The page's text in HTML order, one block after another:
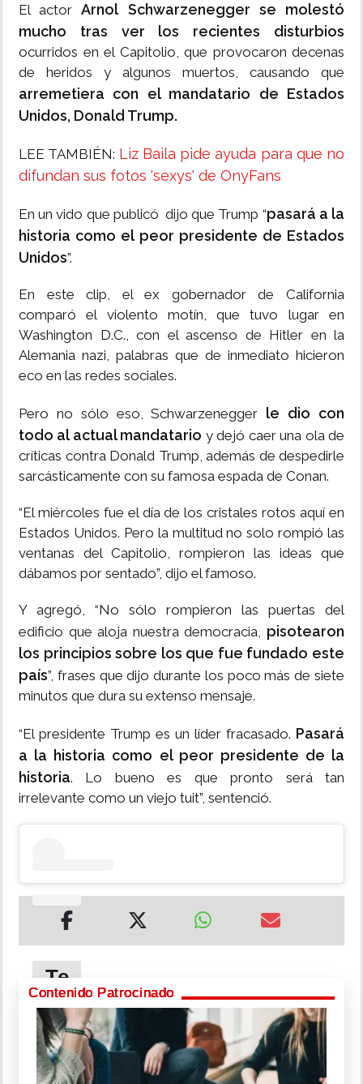
El actorArnol Schwarzenegger se molestó
mucho tras ver los recientes disturbios
ocurridos en el Capitolio, que provocaron decenas
de heridos y algunos muertos, causando que
arremetiera con el mandatario de Estados
Unidos, Donald Trump.
LEE TAMBIÉN: Liz Baila pide ayuda para que no
difundan sus fotos 'sexys' de OnyFans
En un vido que publicó dijo que Trump “pasará a la
historia como el peor presidente de Estados
Unidos”.
En este clip, el ex gobernador de California
comparó el violento motín, que tuvo lugar en
Washington D.C., con el ascenso de Hitler en la
Alemania nazi, palabras que de inmediato hicieron
eco en las redes sociales.
Pero no sólo eso, Schwarzenegger le dio con
todo al actual mandatario y dejó caer una ola de
críticas contra Donald Trump, además de despedirle
sarcásticamente con su famosa espada de Conan.
“El miércoles fue el día de los cristales rotos aquí en
Estados Unidos. Pero la multitud no solo rompió las
ventanas del Capitolio, rompieron las ideas que
dábamos por sentado”, dijo el famoso.
Y agregó, “No sólo rompieron las puertas del
edificio que aloja nuestra democracia, pisotearon
los principios sobre los que fue fundado este
país”, frases que dijo durante los poco más de siete
minutos que dura su extenso mensaje.
“El presidente Trump es un líder fracasado. Pasará
a la historia como el peor presidente de la
historia. Lo bueno es que pronto será tan
irrelevante como un viejo tuit”, sentenció.
Te
puede
interesar
Antonio
Contenido Patrocinado